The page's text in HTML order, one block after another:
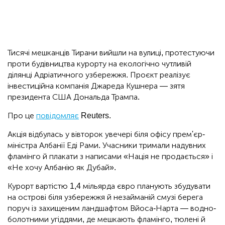
Тисячі мешканців Тирани вийшли на вулиці, протестуючи
проти будівництва курорту на екологічно чутливій
ділянці Адріатичного узбережжя. Проєкт реалізує
інвестиційна компанія Джареда Кушнера — зятя
президента США Дональда Трампа.
Про це повідомляє Reuters.
Акція відбулась у вівторок увечері біля офісу прем'єр-
міністра Албанії Еді Рами. Учасники тримали надувних
фламінго й плакати з написами «Нація не продається» і
«Не хочу Албанію як Дубай».
Курорт вартістю 1,4 мільярда євро планують збудувати
на острові біля узбережжя й незайманій смузі берега
поруч із захищеним ландшафтом Вйоса-Нарта — водно-
болотними угіддями, де мешкають фламінго, тюлені й